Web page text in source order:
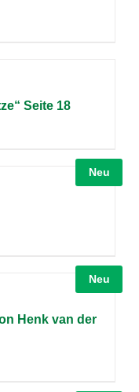
Seite 18
Neu
Neu
Henk van der